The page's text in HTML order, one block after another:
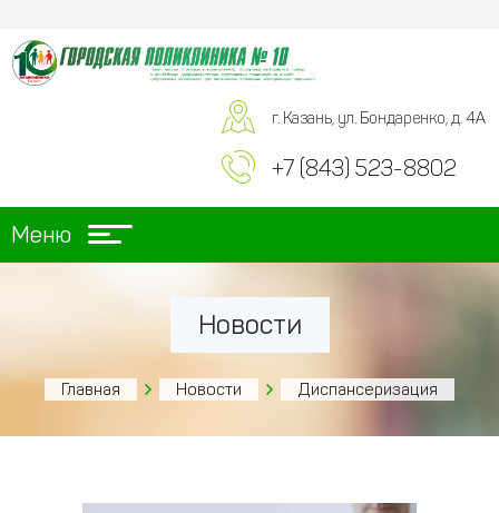
г. Казань, ул. Бондаренко, д. 4А
+7 (843) 523-8802
Меню
Новости
Главная Новости Диспансеризация